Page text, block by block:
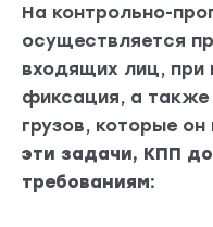
На контрольно-
осуществляется
входящих лиц, при
фиксация, а
грузов, которые он
эти задачи, КПП
требованиям: